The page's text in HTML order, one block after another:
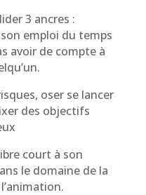
3 ancres :
emploi du temps
avoir de compte à
oser se lancer
des objectifs
court à son
le domaine de la